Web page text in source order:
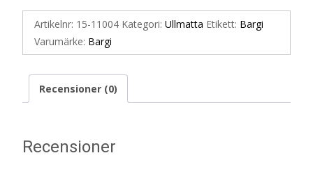
Artikelnr: 15-11004 Kategori: Ullmatta Etikett: Bargi
Varumärke: Bargi
Recensioner (0)
Recensioner